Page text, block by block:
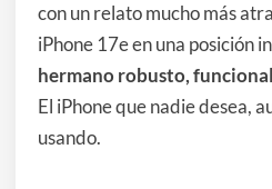
con un relato mucho más
iPhone 17e en una posición
hermano robusto,
El iPhone que nadie desea,
usando.